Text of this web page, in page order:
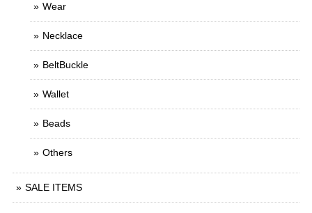
Wear
Necklace
BeltBuckle
Wallet
Beads
Others
SALE ITEMS